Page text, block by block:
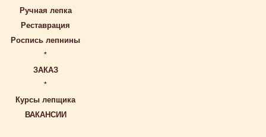
Ручная лепка
Реставрация
Роспись лепнины
*
ЗАКАЗ
*
Курсы лепщика
ВАКАНСИИ